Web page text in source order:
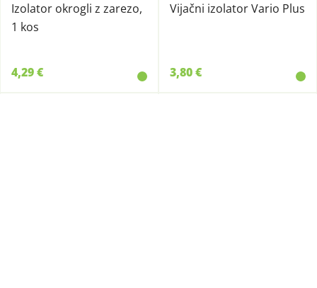
Izolator okrogli z zarezo,
1 kos
4,29 €
Vijačni izolator Vario Plus
3,80 €